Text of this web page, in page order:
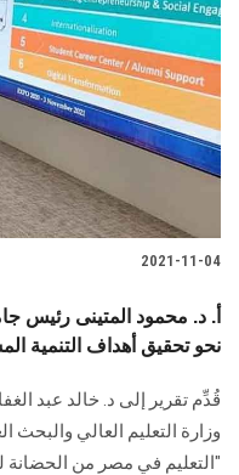
2021-11-04
أ. د. محمود المتينى
نحو تحقيق أهداف التنمية
قُدِّم تقرير إلى د. خالد عبد
وزارة التعليم العالي